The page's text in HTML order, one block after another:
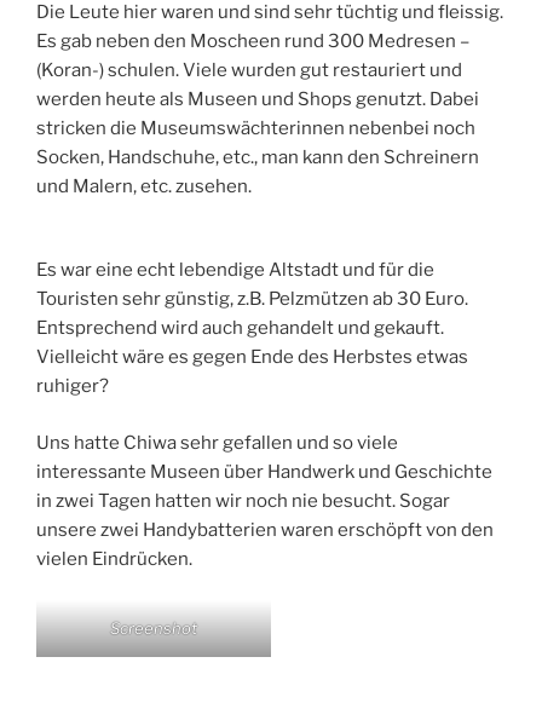
Die Leute hier waren und sind sehr tüchtig und fleissig.
Es gab neben den Moscheen rund 300 Medresen –
(Koran-) schulen. Viele wurden gut restauriert und
werden heute als Museen und Shops genutzt. Dabei
stricken die Museumswächterinnen nebenbei noch
Socken, Handschuhe, etc., man kann den Schreinern
und Malern, etc. zusehen.
Es war eine echt lebendige Altstadt und für die
Touristen sehr günstig, z.B. Pelzmützen ab 30 Euro.
Entsprechend wird auch gehandelt und gekauft.
Vielleicht wäre es gegen Ende des Herbstes etwas
ruhiger?
Uns hatte Chiwa sehr gefallen und so viele
interessante Museen über Handwerk und Geschichte
in zwei Tagen hatten wir noch nie besucht. Sogar
unsere zwei Handybatterien waren erschöpft von den
vielen Eindrücken.
Screenshot